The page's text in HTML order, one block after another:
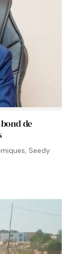
de
Seedy